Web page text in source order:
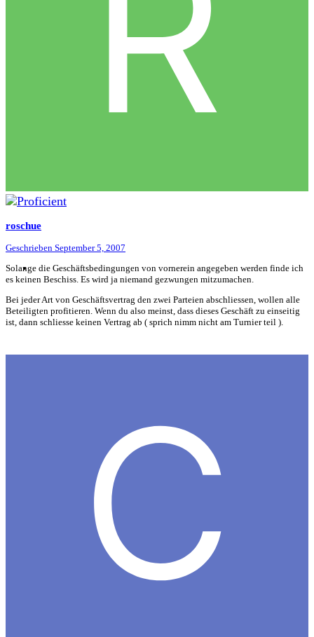
roschue
Geschrieben September 5, 2007
Solange die Geschäftsbedingungen von vornerein angegeben werden finde ich
es keinen Beschiss. Es wird ja niemand gezwungen mitzumachen.
Bei jeder Art von Geschäftsvertrag den zwei Parteien abschliessen, wollen alle
Beteiligten profitieren. Wenn du also meinst, dass dieses Geschäft zu einseitig
ist, dann schliesse keinen Vertrag ab ( sprich nimm nicht am Turnier teil ).